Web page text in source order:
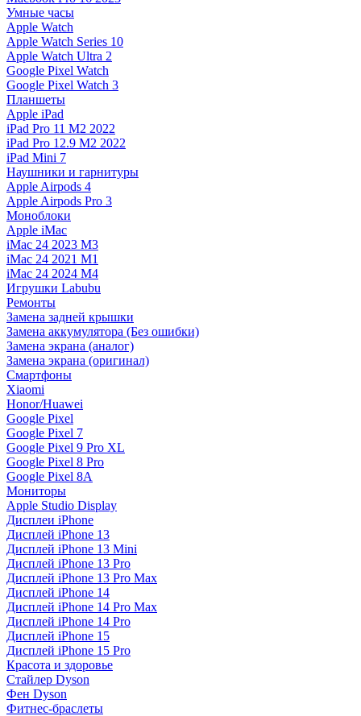
Умные часы
Apple Watch
Apple Watch Series 10
Apple Watch Ultra 2
Google Pixel Watch
Google Pixel Watch 3
Планшеты
Apple iPad
iPad Pro 11 M2 2022
iPad Pro 12.9 M2 2022
iPad Mini 7
Наушники и гарнитуры
Apple Airpods 4
Apple Airpods Pro 3
Моноблоки
Apple iMac
iMac 24 2023 M3
iMac 24 2021 M1
iMac 24 2024 M4
Игрушки Labubu
Ремонты
Замена задней крышки
Замена аккумулятора (Без ошибки)
Замена экрана (аналог)
Замена экрана (оригинал)
Смартфоны
Xiaomi
Honor/Huawei
Google Pixel
Google Pixel 7
Google Pixel 9 Pro XL
Google Pixel 8 Pro
Google Pixel 8A
Мониторы
Apple Studio Display
Дисплеи iPhone
Дисплей iPhone 13
Дисплей iPhone 13 Mini
Дисплей iPhone 13 Pro
Дисплей iPhone 13 Pro Max
Дисплей iPhone 14
Дисплей iPhone 14 Pro Max
Дисплей iPhone 14 Pro
Дисплей iPhone 15
Дисплей iPhone 15 Pro
Красота и здоровье
Стайлер Dyson
Фен Dyson
Фитнес-браслеты